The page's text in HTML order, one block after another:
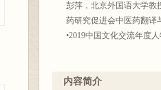
彭萍，北京外国语大学教
药研究促进会中医药翻译
•2019中国文化交流年度
内容简介